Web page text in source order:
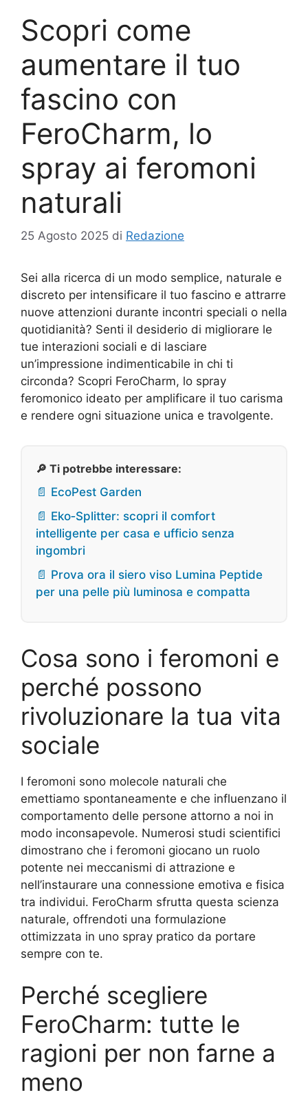
Scopri come
aumentare il tuo
fascino con
FeroCharm, lo
spray ai feromoni
naturali
25 Agosto 2025 di Redazione
Sei alla ricerca di un modo semplice, naturale e
discreto per intensificare il tuo fascino e attrarre
nuove attenzioni durante incontri speciali o nella
quotidianità? Senti il desiderio di migliorare le
tue interazioni sociali e di lasciare
un’impressione indimenticabile in chi ti
circonda? Scopri FeroCharm, lo spray
feromonico ideato per amplificare il tuo carisma
e rendere ogni situazione unica e travolgente.
🔎 Ti potrebbe interessare:
📄 EcoPest Garden
📄 Eko‑Splitter: scopri il comfort
intelligente per casa e ufficio senza
ingombri
📄 Prova ora il siero viso Lumina Peptide
per una pelle più luminosa e compatta
Cosa sono i feromoni e
perché possono
rivoluzionare la tua vita
sociale
I feromoni sono molecole naturali che
emettiamo spontaneamente e che influenzano il
comportamento delle persone attorno a noi in
modo inconsapevole. Numerosi studi scientifici
dimostrano che i feromoni giocano un ruolo
potente nei meccanismi di attrazione e
nell’instaurare una connessione emotiva e fisica
tra individui. FeroCharm sfrutta questa scienza
naturale, offrendoti una formulazione
ottimizzata in uno spray pratico da portare
sempre con te.
Perché scegliere
FeroCharm: tutte le
ragioni per non farne a
meno